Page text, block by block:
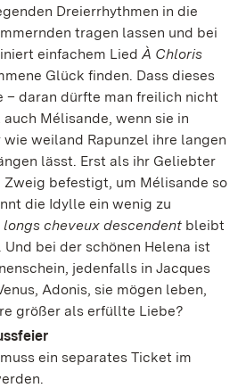
Dreierrhythmen in die
tragen lassen und bei
einfachem Lied À Chloris
Glück finden. Dass dieses
– daran dürfte man freilich nicht
Mélisande, wenn sie in
wie weiland Rapunzel ihre langen
lässt. Erst als ihr Geliebter
Zweig befestigt, um Mélisande so
die Idylle ein wenig zu
longs cheveux descendent bleibt
bei der schönen Helena ist
jedenfalls in Jacques
Adonis, sie mögen leben,
größer als erfüllte Liebe?
ein separates Ticket im